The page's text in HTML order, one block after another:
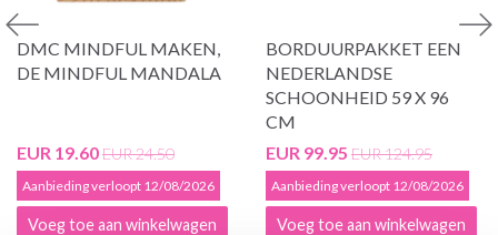
DMC MINDFUL MAKEN,
DE MINDFUL MANDALA
EUR 19.60EUR 24.50
Aanbieding verloopt 12/08/2026
Voeg toe aan winkelwagen
BORDUURPAKKET EEN
NEDERLANDSE
SCHOONHEID 59 X 96
CM
EUR 99.95 EUR 124.95
Aanbieding verloopt 12/08/2026
Voeg toe aan winkelwagen